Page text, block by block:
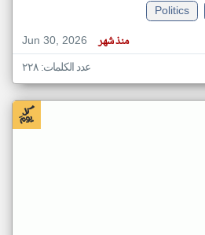
Politics
Jun 30, 2026
منذ شهر
عدد الكلمات: ٢٢٨